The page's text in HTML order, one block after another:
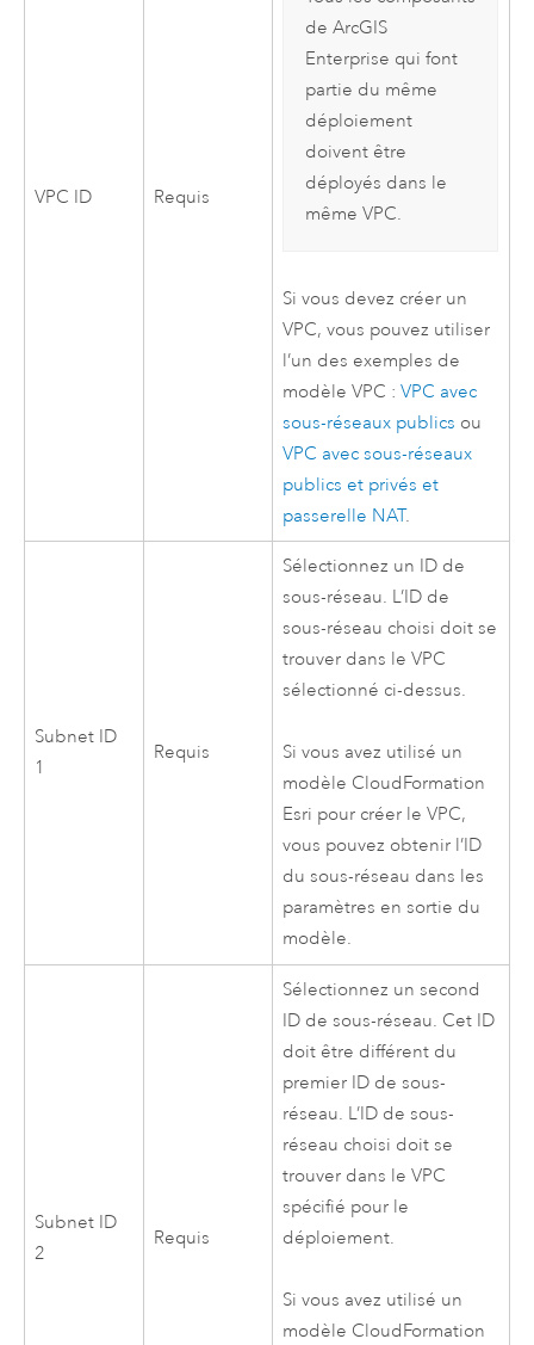
VPC ID Requis
de ArcGIS
Enterprise qui font
partie du même
déploiement
doivent être
déployés dans le
même VPC.
Si vous devez créer un
VPC, vous pouvez utiliser
l’un des exemples de
modèleVPC :VPC avec
sous-réseaux publics ou
VPC avec sous-réseaux
publics et privés et
passerelle NAT.
Subnet ID
1
Requis
Sélectionnez un ID de
sous-réseau. L’ID de
sous-réseau choisi doit se
trouver dans leVPC
sélectionné ci-dessus.
Si vous avez utilisé un
modèle CloudFormation
Esri pour créer leVPC,
vous pouvez obtenir l’ID
du sous-réseau dans les
paramètres en sortie du
modèle.
Subnet ID
2
Requis
Sélectionnez un second
ID de sous-réseau. Cet ID
doit être différent du
premier ID de sous-
réseau. L’ID de sous-
réseau choisi doit se
trouver dans leVPC
spécifié pour le
déploiement.
Si vous avez utilisé un
modèle CloudFormation